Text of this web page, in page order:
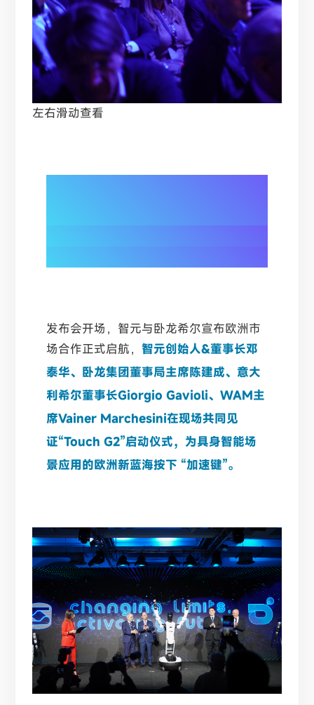
左右滑动查看
发布会开场，智元与卧龙希尔宣布欧洲市
场合作正式启航， 智元创始人&董事长邓
泰华、卧龙集团董事局主席陈建成、意大
利希尔董事长Giorgio Gavioli、WAM主
席Vainer Marchesini在现场共同见
证“Touch G2”启动仪式，为具身智能场
景应用的欧洲新蓝海按下 “加速键”。